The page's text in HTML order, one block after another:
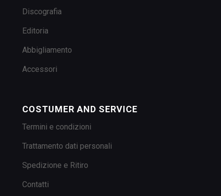
Discografia
Editoria
Abbigliamento
Accessori
COSTUMER AND SERVICE
Termini e condizioni
Trattamento dati personali
Spedizione e Ritiro
Contatti